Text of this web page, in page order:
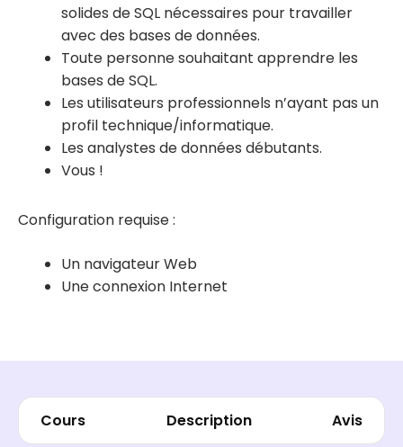
solides de SQL nécessaires pour travailler
avec des bases de données.
Toute personne souhaitant apprendre les
bases de SQL.
Les utilisateurs professionnels n’ayant pas un
profil technique/informatique.
Les analystes de données débutants.
Vous !
Configuration requise :
Un navigateur Web
Une connexion Internet
Cours Description Avis